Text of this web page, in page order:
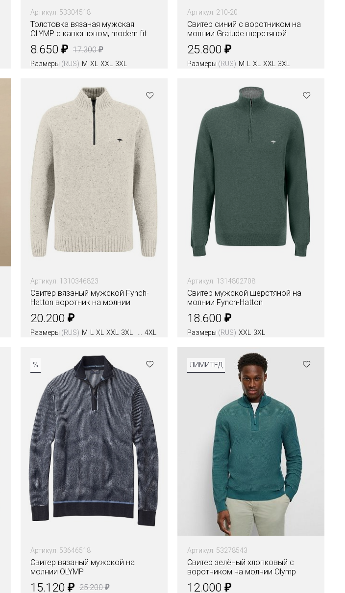
Артикул: 53304518
Толстовка вязаная мужская
OLYMP с капюшоном, modern fit
8.650 ₽ 17.300₽
Размеры (RUS) M XL XXL 3XL
Артикул: 210-20
Свитер синий с воротником на
молнии Gratude шерстяной
25.800 ₽
Размеры (RUS) M L XL XXL 3XL
Артикул: 1310346823
Свитер вязаный мужской Fynch-
Hatton воротник на молнии
20.200 ₽
Размеры (RUS) M L XL XXL 3XL 4XL
Артикул: 1314802708
Свитер мужской шерстяной на
молнии Fynch-Hatton
18.600 ₽
Размеры (RUS) XXL 3XL
Цвета
%
Артикул: 53646518
Свитер вязаный мужской на
молнии OLYMP
15.120 ₽ 25.200₽
ЛИМИТЕД
Артикул: 53278543
Свитер зелёный хлопковый с
воротником на молнии Olymp
12.000 ₽